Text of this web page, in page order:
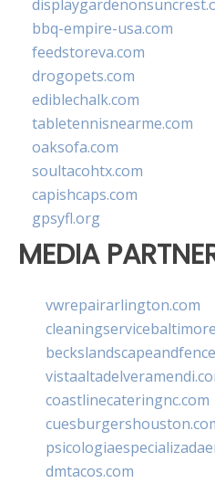
bbq-empire-usa.com
feedstoreva.com
drogopets.com
ediblechalk.com
tabletennisnearme.com
oaksofa.com
soultacohtx.com
capishcaps.com
gpsyfl.org
MEDIA
vwrepairarlington.com
coastlinecateringnc.com
dmtacos.com